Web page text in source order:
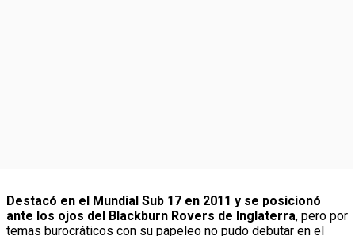
Destacó en el Mundial Sub 17 en 2011 y se posicionó
ante los ojos del Blackburn Rovers de Inglaterra, pero por
temas burocráticos con su papeleo no pudo debutar en el